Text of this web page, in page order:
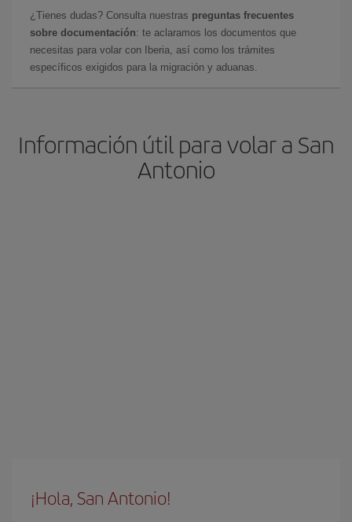
¿Tienes dudas? Consulta nuestras preguntas frecuentes
sobre documentación: te aclaramos los documentos que
necesitas para volar con Iberia, así como los trámites
específicos exigidos para la migración y aduanas.
Información útil para volar a San
Antonio
¡Hola, San Antonio!